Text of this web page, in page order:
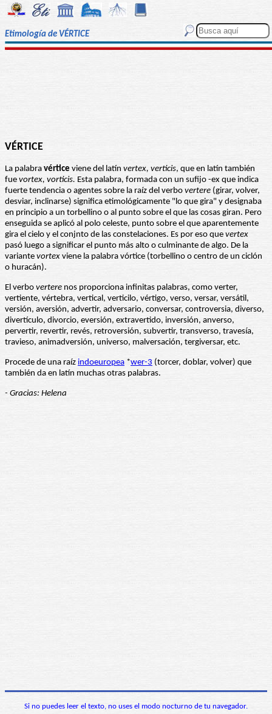
Etimología de VÉRTICE
VÉRTICE
La palabra vértice viene del latín vertex, verticis, que en latín también
fue vortex, vorticis. Esta palabra, formada con un sufijo -ex que indica
fuerte tendencia o agentes sobre la raíz del verbo vertere (girar, volver,
desviar, inclinarse) significa etimológicamente "lo que gira" y designaba
en principio a un torbellino o al punto sobre el que las cosas giran. Pero
enseguida se aplicó al polo celeste, punto sobre el que aparentemente
gira el cielo y el conjnto de las constelaciones. Es por eso que vertex
pasó luego a significar el punto más alto o culminante de algo. De la
variante vortex viene la palabra vórtice (torbellino o centro de un ciclón
o huracán).
El verbo vertere nos proporciona infinitas palabras, como verter,
vertiente, vértebra, vertical, verticilo, vértigo, verso, versar, versátil,
versión, aversión, advertir, adversario, conversar, controversia, diverso,
divertículo, divorcio, eversión, extravertido, inversión, anverso,
pervertir, revertir, revés, retroversión, subvertir, transverso, travesía,
travieso, animadversión, universo, malversación, tergiversar, etc.
Procede de una raíz indoeuropea *wer-3 (torcer, doblar, volver) que
también da en latín muchas otras palabras.
- Gracias: Helena
Si no puedes leer el texto, no uses el modo nocturno de tu navegador.